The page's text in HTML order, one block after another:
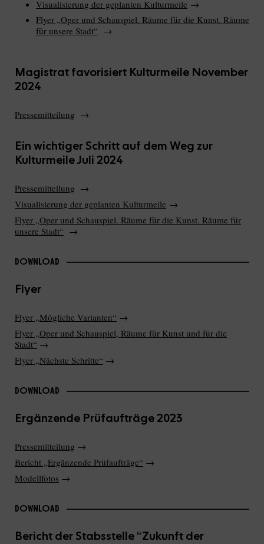
Visualisierung der geplanten Kulturmeile →
Flyer „Oper und Schauspiel. Räume für die Kunst. Räume
für unsere Stadt“ →
Magistrat favorisiert Kulturmeile November
2024
Pressemitteilung →
Ein wichtiger Schritt auf dem Weg zur
Kulturmeile Juli 2024
Pressemitteilung →
Visualisierung der geplanten Kulturmeile →
Flyer „Oper und Schauspiel. Räume für die Kunst. Räume für
unsere Stadt“ →
DOWNLOAD
Flyer
Flyer „Mögliche Varianten“ →
Flyer „Oper und Schauspiel, Räume für Kunst und für die
Stadt“ →
Flyer „Nächste Schritte“ →
DOWNLOAD
Ergänzende Prüfaufträge 2023
Pressemitteilung →
Bericht „Ergänzende Prüfaufträge“ →
Modellfotos →
DOWNLOAD
Bericht der Stabsstelle “Zukunft der